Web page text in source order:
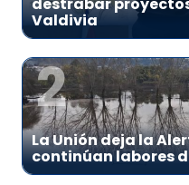
destrabar
Valdivia
2
La Unión deja la
continúan labores